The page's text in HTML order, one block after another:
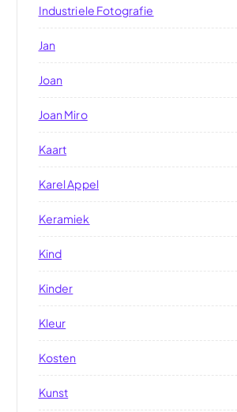
Industriele Fotografie
Jan
Joan
Joan Miro
Kaart
Karel Appel
Keramiek
Kind
Kinder
Kleur
Kosten
Kunst